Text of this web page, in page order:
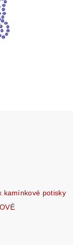
kamínkové potisky